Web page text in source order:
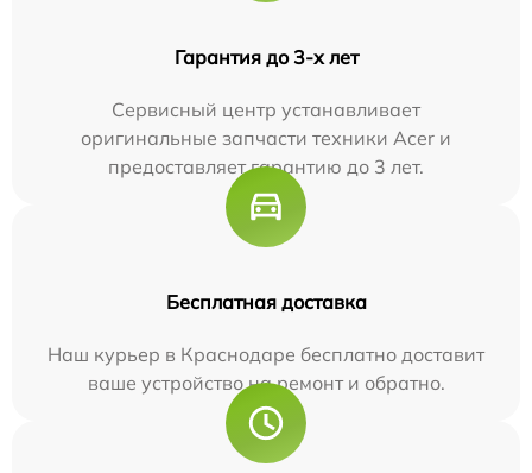
Гарантия до 3-х лет
Сервисный центр устанавливает
оригинальные запчасти техники Acer и
предоставляет гарантию до 3 лет.
Бесплатная доставка
Наш курьер в Краснодаре бесплатно доставит
ваше устройство на ремонт и обратно.